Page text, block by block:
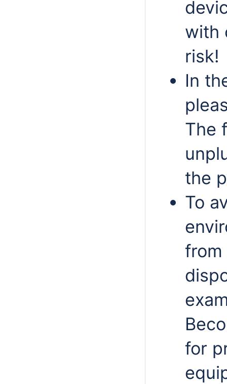
with
risk!
In
The
the
To
from
for